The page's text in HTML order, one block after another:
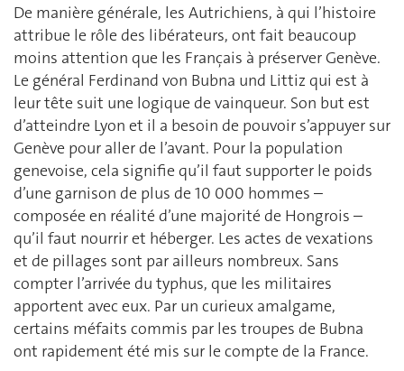
De manière générale, les Autrichiens, à qui l’histoire
attribue le rôle des libérateurs, ont fait beaucoup
moins attention que les Français à préserver Genève.
Le général Ferdinand von Bubna und Littiz qui est à
leur tête suit une logique de vainqueur. Son but est
d’atteindre Lyon et il a besoin de pouvoir s’appuyer sur
Genève pour aller de l’avant. Pour la population
genevoise, cela signifie qu’il faut supporter le poids
d’une garnison de plus de 10 000 hommes –
composée en réalité d’une majorité de Hongrois –
qu’il faut nourrir et héberger. Les actes de vexations
et de pillages sont par ailleurs nombreux. Sans
compter l’arrivée du typhus, que les militaires
apportent avec eux. Par un curieux amalgame,
certains méfaits commis par les troupes de Bubna
ont rapidement été mis sur le compte de la France.